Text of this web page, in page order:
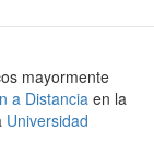
mayormente
a Distanciaen la
Universidad